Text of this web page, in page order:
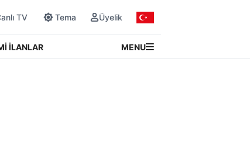
TV Tema Üyelik
İLANLAR MENU